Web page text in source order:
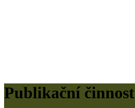
Publikační činnost